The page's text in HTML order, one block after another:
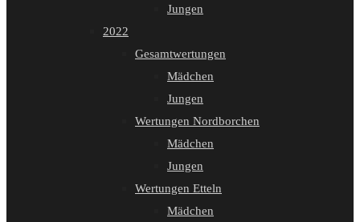
Jungen
2022
Gesamtwertungen
Mädchen
Jungen
Wertungen Nordborchen
Mädchen
Jungen
Wertungen Etteln
Mädchen